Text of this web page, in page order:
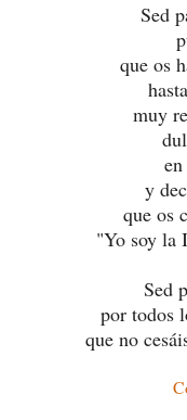
Sed
que os
muy
y
que os
"Yo soy la
Sed
por todos
que no